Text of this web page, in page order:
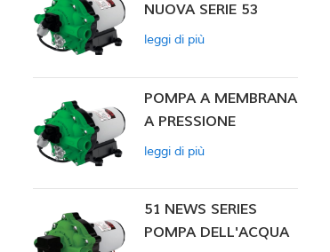
NUOVA SERIE 53
leggi di più
POMPA A MEMBRANA
A PRESSIONE
COSTANTE
leggi di più
51 NEWS SERIES
POMPA DELL'ACQUA